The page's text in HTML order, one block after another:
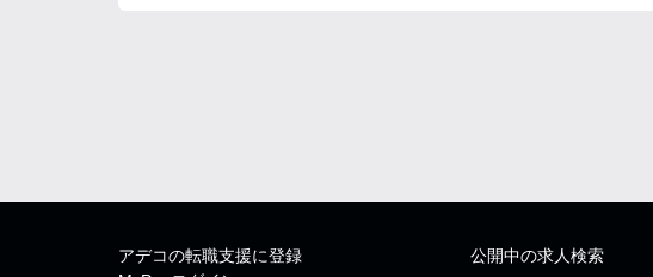
アデコの転職支援に登録
公開中の求人検索